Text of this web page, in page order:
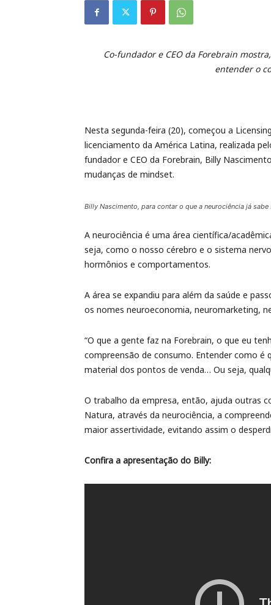
Co-fundador e CEO da Forebrain
entender o
Nesta segunda-feira (20), começou a
licenciamento da América Latina, realizada
fundador e CEO da Forebrain, Billy
mudanças de mindset.
Billy Nascimento, para contar o que a neurociência já
A neurociência é uma área científica/
seja, como o nosso cérebro e o sistema
hormônios e comportamentos.
A área se expandiu para além da saúde e
os nomes neuroeconomia, neuromarketing,
“O que a gente faz na Forebrain, o que eu
compreensão de consumo. Entender como é
material dos pontos de venda… Ou seja,
O trabalho da empresa, então, ajuda outras
Natura, através da neurociência, a
maior assertividade, evitando assim o
Confira a apresentação do Billy: